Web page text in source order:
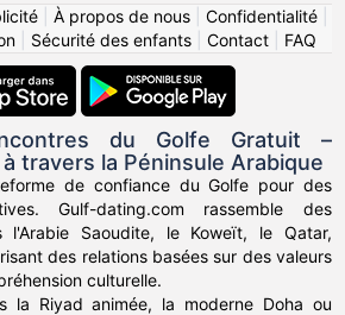
À propos de nous Confidentialité
| Sécurité des enfants| Contact| FAQ
du Golfe Gratuit –
travers la Péninsule Arabique
de confiance du Golfe pour des
Gulf-dating.com rassemble des
l'Arabie Saoudite, le Koweït, le Qatar,
des relations basées sur des valeurs
culturelle.
la Riyad animée, la moderne Doha ou